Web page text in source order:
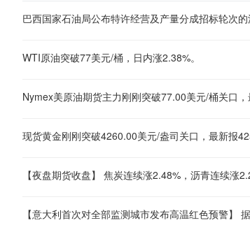
巴西国家石油局公布特许经营及产量分成招标轮次的
WTI原油突破77美元/桶，日内涨2.38%。
Nymex美原油期货主力刚刚突破77.00美元/桶关口
【夜盘期货收盘】 焦炭连续涨2.48%，沥青连续涨